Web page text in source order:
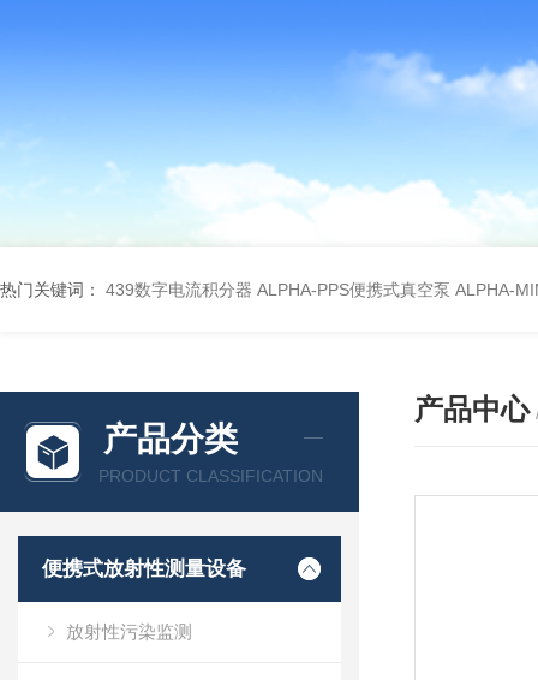
热门关键词： 439数字电流积分器 ALPHA-PPS便携式真空泵 ALPHA-
产品分类
PRODUCT CLASSIFICATION
便携式放射性测量设备
放射性污染监测
产品中心